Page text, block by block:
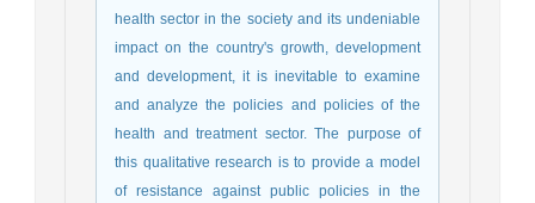
health sector in the society and its undeniable
impact on the country's growth, development
and development, it is inevitable to examine
and analyze the policies and policies of the
health and treatment sector. The purpose of
this qualitative research is to provide a model
of resistance against public policies in the